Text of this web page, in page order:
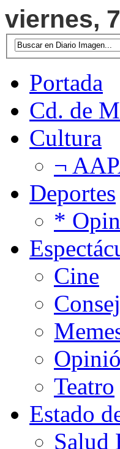
viernes,
Portada
Cd. de
Cultura
¬
Deportes
*
Cine
Teatro
Estado
Salud